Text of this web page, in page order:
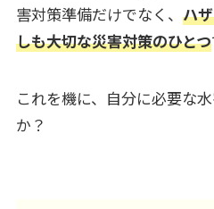
害対策準備だけでなく、 ハ
しも大切な災害対策のひとつ
これを機に、自分に必要な
か？